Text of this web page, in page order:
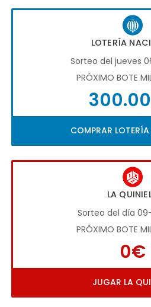
LOTERÍA
Sorteo del jueves
PRÓXIMO BOTE
COMPRAR
LA
Sorteo del día
PRÓXIMO BOTE
0€
JUGAR LA